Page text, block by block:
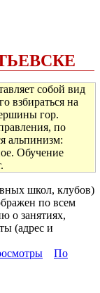
собой вид
взбираться на
гор.
по
альпинизм:
Обучение
школ, клубов)
по всем
о занятиях,
(адрес и
По